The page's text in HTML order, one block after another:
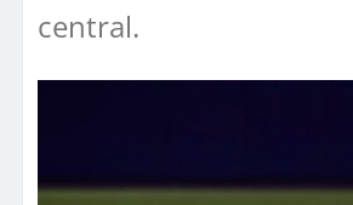
central.